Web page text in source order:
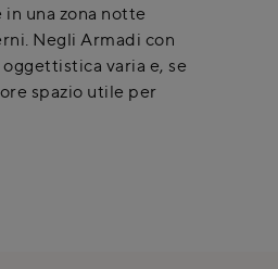
una zona notte
Negli Armadi con
varia e, se
spazio utile per